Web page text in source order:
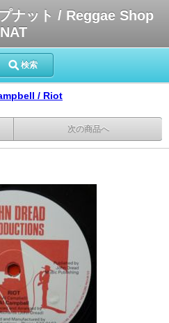
ナット / Reggae Shop
NAT
検索
/ Riot
次の商品へ